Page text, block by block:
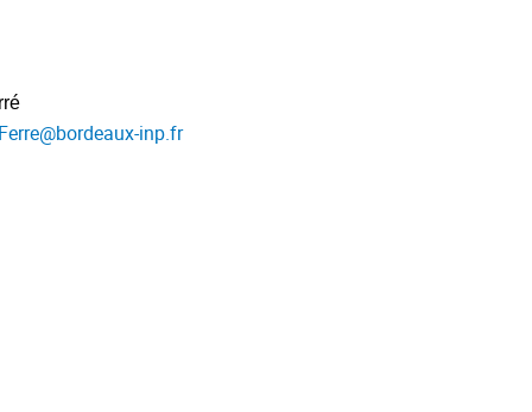
@bordeaux-inp.fr